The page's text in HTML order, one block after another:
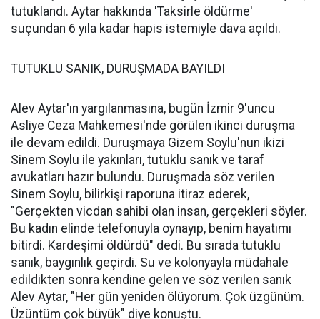
tutuklandı. Aytar hakkında 'Taksirle öldürme'
suçundan 6 yıla kadar hapis istemiyle dava açıldı.
TUTUKLU SANIK, DURUŞMADA BAYILDI
Alev Aytar'ın yargılanmasına, bugün İzmir 9'uncu
Asliye Ceza Mahkemesi'nde görülen ikinci duruşma
ile devam edildi. Duruşmaya Gizem Soylu'nun ikizi
Sinem Soylu ile yakınları, tutuklu sanık ve taraf
avukatları hazır bulundu. Duruşmada söz verilen
Sinem Soylu, bilirkişi raporuna itiraz ederek,
"Gerçekten vicdan sahibi olan insan, gerçekleri söyler.
Bu kadın elinde telefonuyla oynayıp, benim hayatımı
bitirdi. Kardeşimi öldürdü" dedi. Bu sırada tutuklu
sanık, baygınlık geçirdi. Su ve kolonyayla müdahale
edildikten sonra kendine gelen ve söz verilen sanık
Alev Aytar, "Her gün yeniden ölüyorum. Çok üzgünüm.
Üzüntüm çok büyük" diye konuştu.